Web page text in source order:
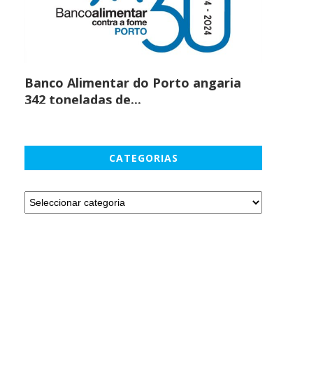
Banco Alimentar do Porto angaria
342 toneladas de...
CATEGORIAS